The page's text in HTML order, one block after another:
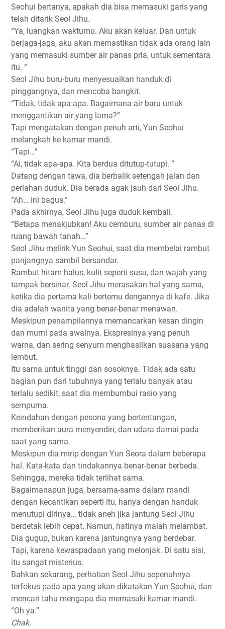
Seohui bertanya, apakah dia bisa memasuki garis yang
telah ditarik Seol Jihu.
“Ya, luangkan waktumu. Aku akan keluar. Dan untuk
berjaga-jaga, aku akan memastikan tidak ada orang lain
yang memasuki sumber air panas pria, untuk sementara
itu. “
Seol Jihu buru-buru menyesuaikan handuk di
pinggangnya, dan mencoba bangkit.
“Tidak, tidak apa-apa. Bagaimana air baru untuk
menggantikan air yang lama?”
Tapi mengatakan dengan penuh arti, Yun Seohui
melangkah ke kamar mandi.
“Tapi…”
“Ai, tidak apa-apa. Kita berdua ditutup-tutupi. ”
Datang dengan tawa, dia berbalik setengah jalan dan
perlahan duduk. Dia berada agak jauh dari Seol Jihu.
“Ah… Ini bagus.”
Pada akhirnya, Seol Jihu juga duduk kembali.
“Betapa menakjubkan! Aku cemburu, sumber air panas di
ruang bawah tanah…”
Seol Jihu melirik Yun Seohui, saat dia membelai rambut
panjangnya sambil bersandar.
Rambut hitam halus, kulit seperti susu, dan wajah yang
tampak bersinar. Seol Jihu merasakan hal yang sama,
ketika dia pertama kali bertemu dengannya di kafe. Jika
dia adalah wanita yang benar-benar menawan.
Meskipun penampilannya memancarkan kesan dingin
dan murni pada awalnya. Ekspresinya yang penuh
warna, dan sering senyum menghasilkan suasana yang
lembut.
Itu sama untuk tinggi dan sosoknya. Tidak ada satu
bagian pun dari tubuhnya yang terlalu banyak atau
terlalu sedikit, saat dia membumbui rasio yang
sempurna.
Keindahan dengan pesona yang bertentangan,
memberikan aura menyendiri, dan udara damai pada
saat yang sama.
Meskipun dia mirip dengan Yun Seora dalam beberapa
hal. Kata-kata dan tindakannya benar-benar berbeda.
Sehingga, mereka tidak terlihat sama.
Bagaimanapun juga, bersama-sama dalam mandi
dengan kecantikan seperti itu, hanya dengan handuk
menutupi dirinya… tidak aneh jika jantung Seol Jihu
berdetak lebih cepat. Namun, hatinya malah melambat.
Dia gugup, bukan karena jantungnya yang berdebar.
Tapi, karena kewaspadaan yang melonjak. Di satu sisi,
itu sangat misterius.
Bahkan sekarang, perhatian Seol Jihu sepenuhnya
terfokus pada apa yang akan dikatakan Yun Seohui, dan
mencari tahu mengapa dia memasuki kamar mandi.
“Oh ya.”
Chak.